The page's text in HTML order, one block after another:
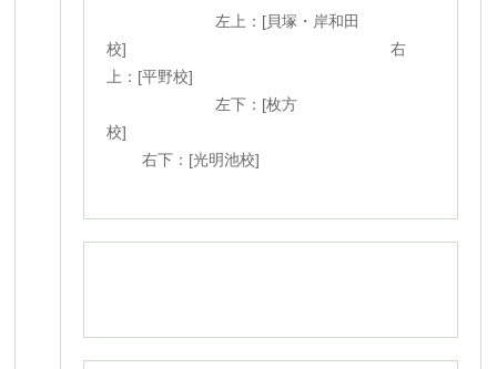
左上：[貝塚・岸和田
校] 右
上：[平野校]
左下：[枚方
校]
右下：[光明池校]